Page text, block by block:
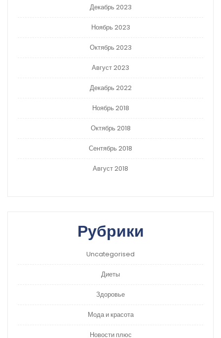
Декабрь 2023
Ноябрь 2023
Октябрь 2023
Август 2023
Декабрь 2022
Ноябрь 2018
Октябрь 2018
Сентябрь 2018
Август 2018
Рубрики
Uncategorised
Диеты
Здоровье
Мода и красота
Новости плюс